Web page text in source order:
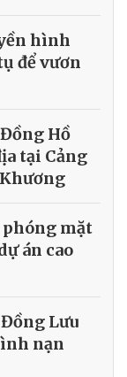
hình
để vươn
Hồ
tại Cảng
mặt
án cao
Lưu
nạn